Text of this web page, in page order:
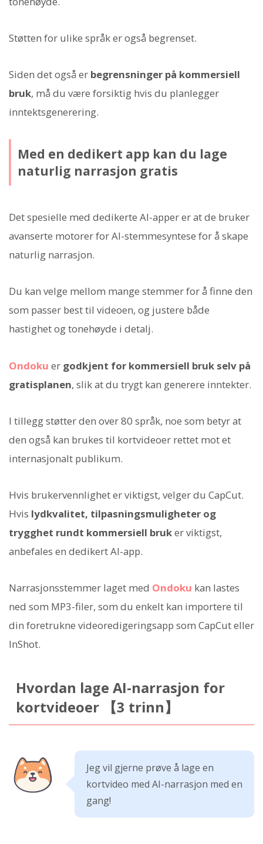
Støtten for ulike språk er også begrenset.
Siden det også er begrensninger på kommersiell
bruk, må du være forsiktig hvis du planlegger
inntektsgenerering.
Med en dedikert app kan du lage
naturlig narrasjon gratis
Det spesielle med dedikerte AI-apper er at de bruker
avanserte motorer for AI-stemmesyntese for å skape
naturlig narrasjon.
Du kan velge mellom mange stemmer for å finne den
som passer best til videoen, og justere både
hastighet og tonehøyde i detalj.
Ondoku er godkjent for kommersiell bruk selv på
gratisplanen, slik at du trygt kan generere inntekter.
I tillegg støtter den over 80 språk, noe som betyr at
den også kan brukes til kortvideoer rettet mot et
internasjonalt publikum.
Hvis brukervennlighet er viktigst, velger du CapCut.
Hvis lydkvalitet, tilpasningsmuligheter og
trygghet rundt kommersiell bruker viktigst,
anbefales en dedikert AI-app.
Narrasjonsstemmer laget med Ondoku kan lastes
ned som MP3-filer, som du enkelt kan importere til
din foretrukne videoredigeringsapp som CapCut eller
InShot.
Hvordan lage AI-narrasjon for
kortvideoer 【3 trinn】
Jeg vil gjerne prøve å lage en
kortvideo med AI-narrasjon med en
gang!